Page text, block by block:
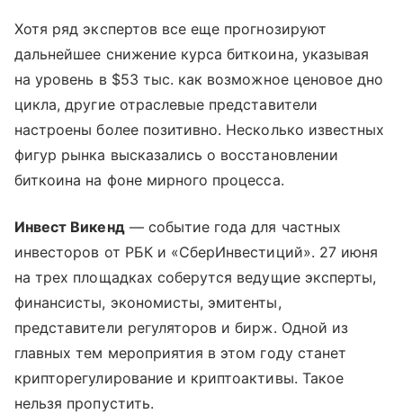
Хотя ряд экспертов все еще прогнозируют
дальнейшее снижение курса биткоина, указывая
на уровень в $53 тыс. как возможное ценовое дно
цикла, другие отраслевые представители
настроены более позитивно. Несколько известных
фигур рынка высказались о восстановлении
биткоина на фоне мирного процесса.
Инвест Викенд— событие года для частных
инвесторов от РБК и «СберИнвестиций». 27 июня
на трех площадках соберутся ведущие эксперты,
финансисты, экономисты, эмитенты,
представители регуляторов и бирж. Одной из
главных тем мероприятия в этом году станет
крипторегулирование и криптоактивы. Такое
нельзя пропустить.